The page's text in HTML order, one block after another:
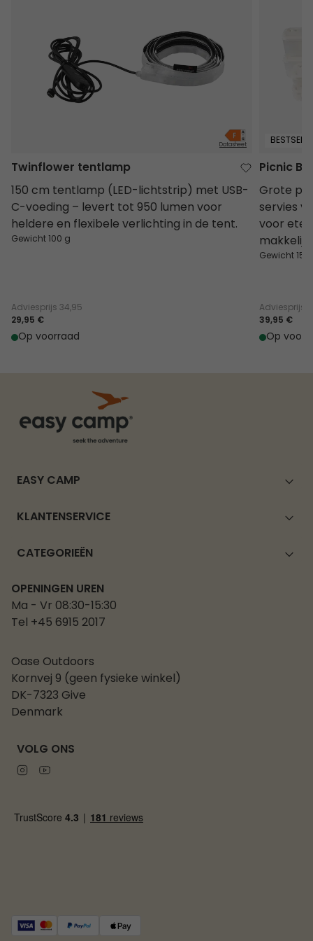
Datasheet
Twinflower tentlamp
150 cm tentlamp (LED-lichtstrip) met USB-
C-voeding – levert tot 950 lumen voor
heldere en flexibele verlichting in de tent.
Gewicht 100 g
Adviesprijs 34,95
29,95 €
Op voorraad
Picnic
Grote
servies
voor
Gewicht
Adviesprijs
39,95 €
Op
EASY CAMP
KLANTENSERVICE
CATEGORIEËN
OPENINGEN UREN
Ma - Vr 08:30-15:30
Tel +45 6915 2017
Oase Outdoors
Kornvej 9 (geen fysieke winkel)
DK-7323 Give
Denmark
VOLG ONS
Instagram
Youtube